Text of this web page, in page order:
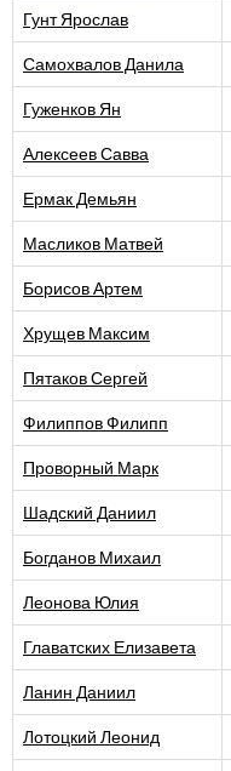
Гунт Ярослав
Самохвалов Данила
Гуженков Ян
Алексеев Савва
Ермак Демьян
Масликов Матвей
Борисов Артем
Хрущев Максим
Пятаков Сергей
Филиппов Филипп
Проворный Марк
Шадский Даниил
Богданов Михаил
Леонова Юлия
Главатских Елизавета
Ланин Даниил
Лотоцкий Леонид